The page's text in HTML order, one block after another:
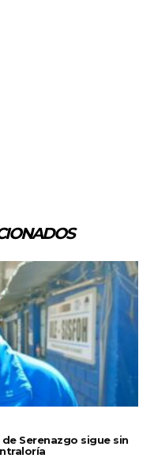
Serenazgo sigue sin